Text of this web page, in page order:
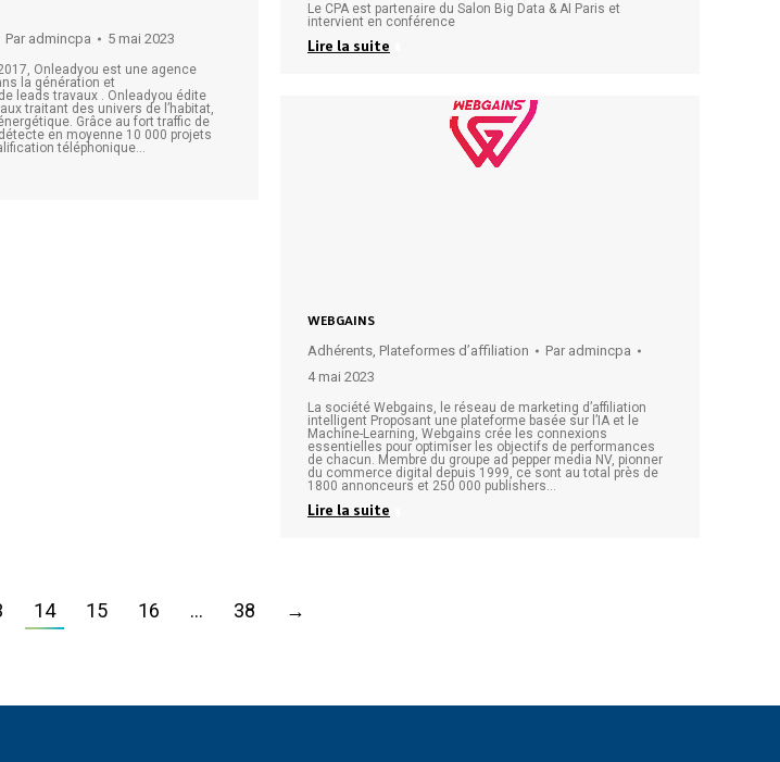
Le CPA est partenaire du Salon Big Data & AI Paris et
intervient en conférence
Lire la suite
Par admincpa 5 mai 2023
Onleadyou est une agence
la génération et
leads travaux . Onleadyou édite
traitant des univers de l’habitat,
Grâce au fort traffic de
en moyenne 10 000 projets
téléphonique…
WEBGAINS
Adhérents, Plateformes d’affiliation Par admincpa
4 mai 2023
La société Webgains, le réseau de marketing d’affiliation
intelligent Proposant une plateforme basée sur l’IA et le
Machine-Learning, Webgains crée les connexions
essentielles pour optimiser les objectifs de performances
de chacun. Membre du groupe ad pepper media NV, pionner
du commerce digital depuis 1999, ce sont au total près de
1800 annonceurs et 250 000 publishers…
Lire la suite
14 15 16 … 38 →